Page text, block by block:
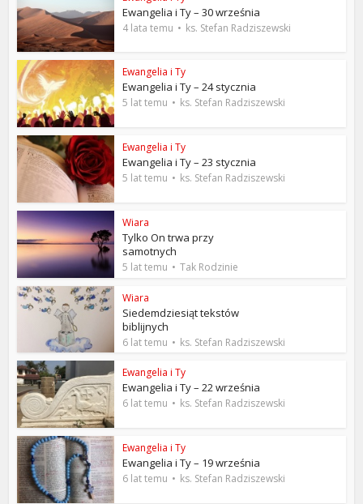
Ewangelia i Ty – 30 września
4 lata temu ks. Stefan Radziszewski
Ewangelia i Ty
Ewangelia i Ty – 24 stycznia
5 lat temu ks. Stefan Radziszewski
Ewangelia i Ty
Ewangelia i Ty – 23 stycznia
5 lat temu ks. Stefan Radziszewski
Wiara
Tylko On trwa przy
samotnych
5 lat temu Tak Rodzinie
Wiara
Siedemdziesiąt tekstów
biblijnych
6 lat temu ks. Stefan Radziszewski
Ewangelia i Ty
Ewangelia i Ty – 22 września
6 lat temu ks. Stefan Radziszewski
Ewangelia i Ty
Ewangelia i Ty – 19 września
6 lat temu ks. Stefan Radziszewski